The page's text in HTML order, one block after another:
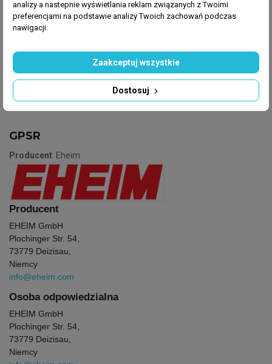
Eheim Jager 75W dedykowana jest do zbiorników o
litrażu 60-100 litrów. A jej długość całkowita to 27
GPSR
Producent: Eheim
Producent
EHEIM GmbH
Plochinger Str. 54,
73779 Deizisau,
Niemcy
info@eheim.com
Osoba odpowiedzialna
EHEIM GmbH
Plochinger Str. 54,
73779 Deizisau,
Niemcy
analizy a nastepnie wyświetlania reklam związanych z Twoimi
preferencjami na podstawie analizy Twoich zachowań podczas
nawigacji.
Dostosuj
Zaakceptuj wszystkie